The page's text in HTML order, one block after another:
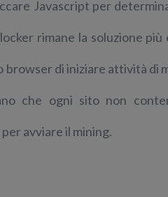
Javascript per
rimane la soluzione
browser di iniziare attività di
che ogni sito non
avviare il mining.